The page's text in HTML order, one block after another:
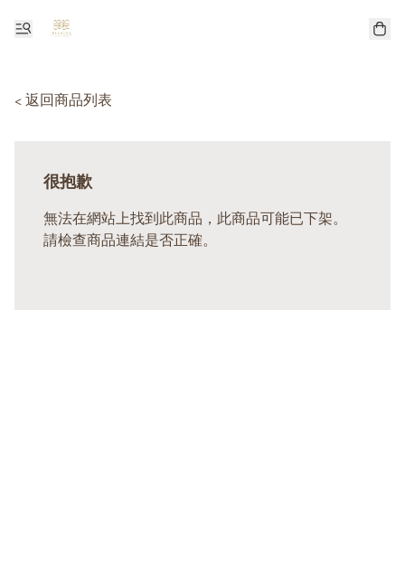
< 返回商品列表
很抱歉
無法在網站上找到此商品，此商品可能已下架。
請檢查商品連結是否正確。